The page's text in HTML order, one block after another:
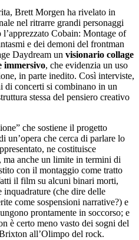
Brett Morgen ha rivelato in
nel ritrarre grandi personaggi
Cobain: Montage of
e dei demoni del frontman
Daydream un visionario collage
immersivo, che evidenzia un uso
in parte inedito. Così interviste,
di concerti si combinano in un
stessa del pensiero creativo
che sostiene il progetto
un’opera che cerca di parlare lo
ne costituisce
ma anche un limite in termini di
con il montaggio come tratto
il film su alcuni binari morti,
inquadrature (che dire delle
come sospensioni narrative?) e
prontamente in soccorso; e
è certo meno vasto dei sogni del
all’Olimpo del rock.